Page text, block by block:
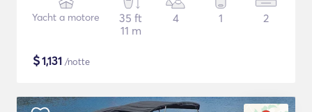
Yacht a motore
35 ft
11 m
4 1 2
$1,131 /notte